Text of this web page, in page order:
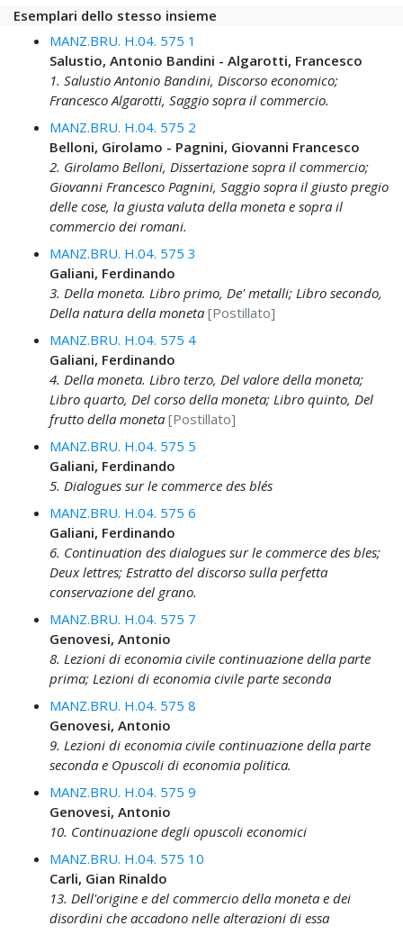
Esemplari dello stesso insieme
MANZ.BRU. H.04. 575 1
Salustio, Antonio Bandini - Algarotti, Francesco
1. Salustio Antonio Bandini, Discorso economico;
Francesco Algarotti, Saggio sopra il commercio.
MANZ.BRU. H.04. 575 2
Belloni, Girolamo - Pagnini, Giovanni Francesco
2. Girolamo Belloni, Dissertazione sopra il commercio;
Giovanni Francesco Pagnini, Saggio sopra il giusto pregio
delle cose, la giusta valuta della moneta e sopra il
commercio dei romani.
MANZ.BRU. H.04. 575 3
Galiani, Ferdinando
3. Della moneta. Libro primo, De' metalli; Libro secondo,
Della natura della moneta [Postillato]
MANZ.BRU. H.04. 575 4
Galiani, Ferdinando
4. Della moneta. Libro terzo, Del valore della moneta;
Libro quarto, Del corso della moneta; Libro quinto, Del
frutto della moneta [Postillato]
MANZ.BRU. H.04. 575 5
Galiani, Ferdinando
5. Dialogues sur le commerce des blés
MANZ.BRU. H.04. 575 6
Galiani, Ferdinando
6. Continuation des dialogues sur le commerce des bles;
Deux lettres; Estratto del discorso sulla perfetta
conservazione del grano.
MANZ.BRU. H.04. 575 7
Genovesi, Antonio
8. Lezioni di economia civile continuazione della parte
prima; Lezioni di economia civile parte seconda
MANZ.BRU. H.04. 575 8
Genovesi, Antonio
9. Lezioni di economia civile continuazione della parte
seconda e Opuscoli di economia politica.
MANZ.BRU. H.04. 575 9
Genovesi, Antonio
10. Continuazione degli opuscoli economici
MANZ.BRU. H.04. 575 10
Carli, Gian Rinaldo
13. Dell'origine e del commercio della moneta e dei
disordini che accadono nelle alterazioni di essa